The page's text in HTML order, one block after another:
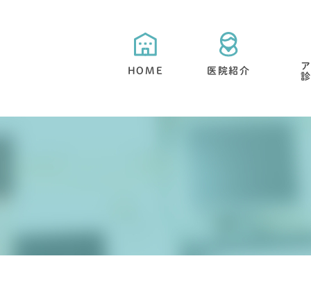
HOME 医院紹介